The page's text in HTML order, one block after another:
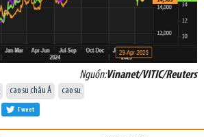
Nguồn:Vinanet/VITIC/Reuters
cao su châu Á cao su
Tweet